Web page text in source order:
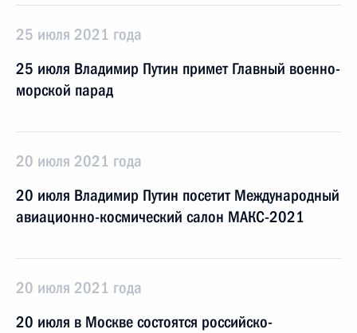
25 июля 2021 года
25 июля Владимир Путин примет Главный военно-
морской парад
20 июля 2021 года
20 июля Владимир Путин посетит Международный
авиационно-космический салон МАКС-2021
20 июля 2021 года
20 июля в Москве состоятся российско-